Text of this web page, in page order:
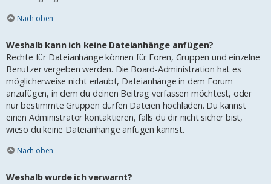
Nach oben
Weshalb kann ich keine Dateianhänge anfügen?
Rechte für Dateianhänge können für Foren, Gruppen und einzelne
Benutzer vergeben werden. Die Board-Administration hat es
möglicherweise nicht erlaubt, Dateianhänge in dem Forum
anzufügen, in dem du deinen Beitrag verfassen möchtest, oder
nur bestimmte Gruppen dürfen Dateien hochladen. Du kannst
einen Administrator kontaktieren, falls du dir nicht sicher bist,
wieso du keine Dateianhänge anfügen kannst.
Nach oben
Weshalb wurde ich verwarnt?